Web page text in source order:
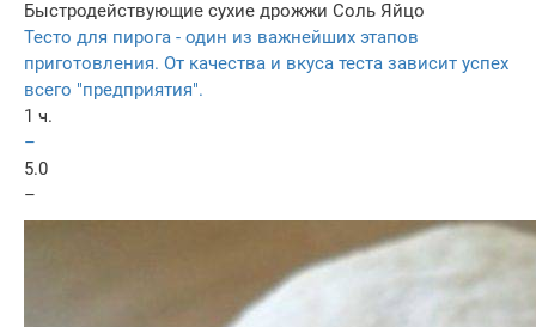
Быстродействующие сухие дрожжи Соль Яйцо
Тесто для пирога - один из важнейших этапов
приготовления. От качества и вкуса теста зависит успех
всего "предприятия".
1 ч.
–
5.0
–